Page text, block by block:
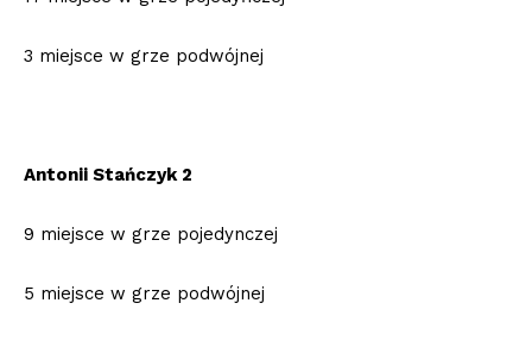
3 miejsce w grze podwójnej
Antonii Stańczyk 2
9 miejsce w grze pojedynczej
5 miejsce w grze podwójnej